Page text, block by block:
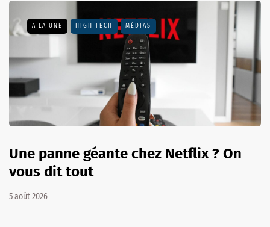
A LA UNE HIGH TECH MÉDIAS
Une panne géante chez Netflix ? On
vous dit tout
5 août 2026